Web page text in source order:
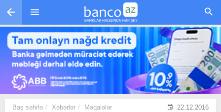
Skip to main content
Baş səhifə Xəbərlər Məqalələr 22.12.2016